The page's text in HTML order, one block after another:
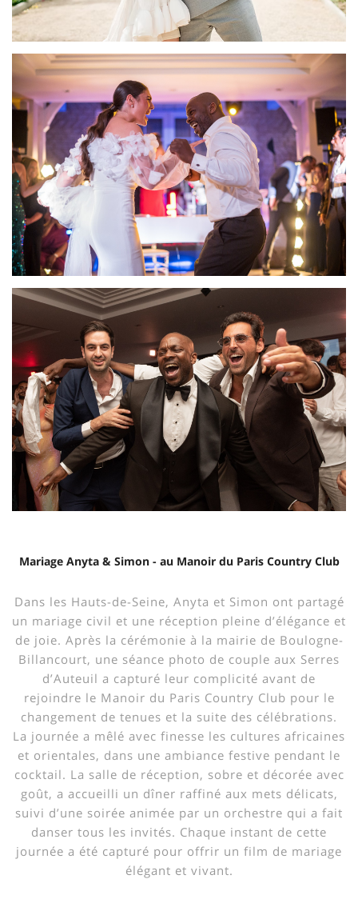
Mariage Anyta & Simon - au Manoir du Paris Country Club
Dans les Hauts-de-Seine, Anyta et Simon ont partagé
un mariage civil et une réception pleine d’élégance et
de joie. Après la cérémonie à la mairie de Boulogne-
Billancourt, une séance photo de couple aux Serres
d’Auteuil a capturé leur complicité avant de
rejoindre le Manoir du Paris Country Club pour le
changement de tenues et la suite des célébrations.
La journée a mêlé avec finesse les cultures africaines
et orientales, dans une ambiance festive pendant le
cocktail. La salle de réception, sobre et décorée avec
goût, a accueilli un dîner raffiné aux mets délicats,
suivi d’une soirée animée par un orchestre qui a fait
danser tous les invités. Chaque instant de cette
journée a été capturé pour offrir un film de mariage
élégant et vivant.